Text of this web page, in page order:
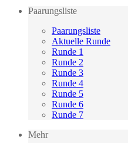
Paarungsliste
Paarungsliste
Aktuelle Runde
Runde 1
Runde 2
Runde 3
Runde 4
Runde 5
Runde 6
Runde 7
Mehr